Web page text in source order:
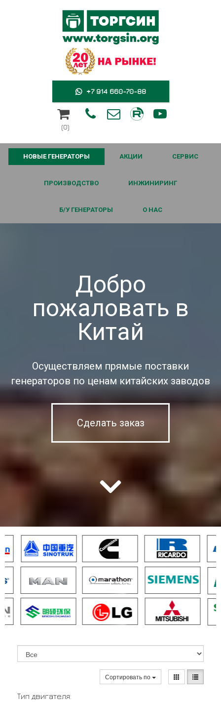
 +7 914 660-70-88

(0)
  
НОВЫЕ ГЕНЕРАТОРЫ АКЦИИ СЕРВИС
ПРОИЗВОДСТВО ИНЖИНИРИНГ
Б/У ГЕНЕРАТОРЫ О НАС
Добро
пожаловать в
Китай
Осуществляем прямые поставки
генераторов по ценам китайских заводов
Сделать заказ
Сортировать по
Тип двигателя: